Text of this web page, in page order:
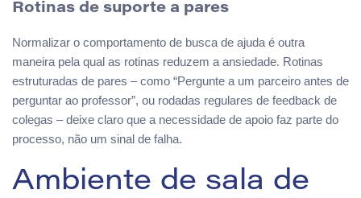
Rotinas de suporte a pares
Normalizar o comportamento de busca de ajuda é outra
maneira pela qual as rotinas reduzem a ansiedade. Rotinas
estruturadas de pares – como “Pergunte a um parceiro antes de
perguntar ao professor”, ou rodadas regulares de feedback de
colegas – deixe claro que a necessidade de apoio faz parte do
processo, não um sinal de falha.
Ambiente de sala de